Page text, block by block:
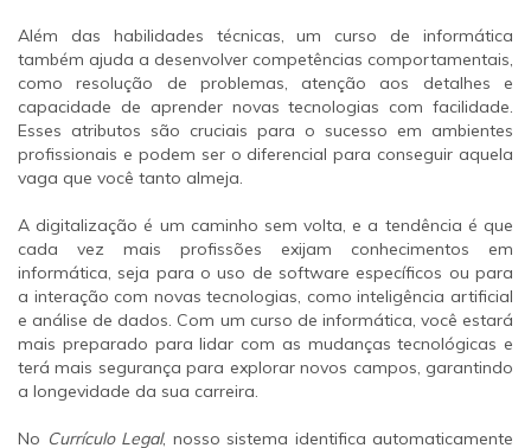
Além das habilidades técnicas, um curso de informática
também ajuda a desenvolver competências comportamentais,
como resolução de problemas, atenção aos detalhes e
capacidade de aprender novas tecnologias com facilidade.
Esses atributos são cruciais para o sucesso em ambientes
profissionais e podem ser o diferencial para conseguir aquela
vaga que você tanto almeja.
A digitalização é um caminho sem volta, e a tendência é que
cada vez mais profissões exijam conhecimentos em
informática, seja para o uso de software específicos ou para
a interação com novas tecnologias, como inteligência artificial
e análise de dados. Com um curso de informática, você estará
mais preparado para lidar com as mudanças tecnológicas e
terá mais segurança para explorar novos campos, garantindo
a longevidade da sua carreira.
No Currículo Legal, nosso sistema identifica automaticamente